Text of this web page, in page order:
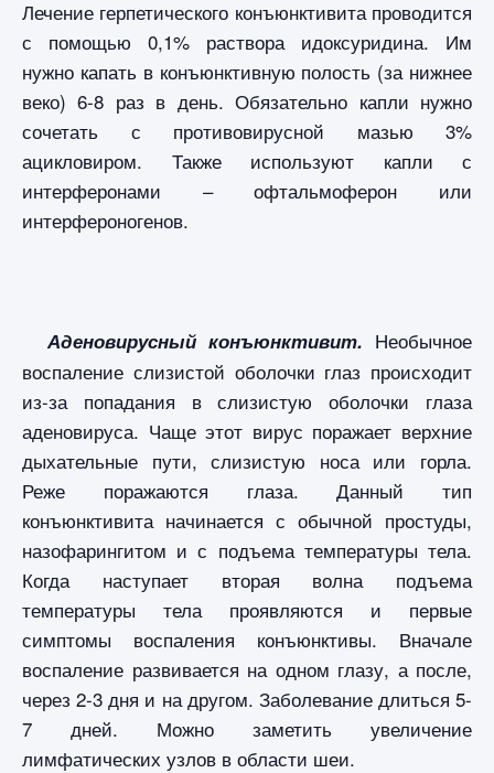
Лечение герпетического конъюнктивита проводится
с помощью 0,1% раствора идоксуридина. Им
нужно капать в конъюнктивную полость (за нижнее
веко) 6-8 раз в день. Обязательно капли нужно
сочетать с противовирусной мазью 3%
ацикловиром. Также используют капли с
интерферонами – офтальмоферон или
интерфероногенов.
Аденовирусный конъюнктивит. Необычное
воспаление слизистой оболочки глаз происходит
из-за попадания в слизистую оболочки глаза
аденовируса. Чаще этот вирус поражает верхние
дыхательные пути, слизистую носа или горла.
Реже поражаются глаза. Данный тип
конъюнктивита начинается с обычной простуды,
назофарингитом и с подъема температуры тела.
Когда наступает вторая волна подъема
температуры тела проявляются и первые
симптомы воспаления конъюнктивы. Вначале
воспаление развивается на одном глазу, а после,
через 2-3 дня и на другом. Заболевание длиться 5-
7 дней. Можно заметить увеличение
лимфатических узлов в области шеи.